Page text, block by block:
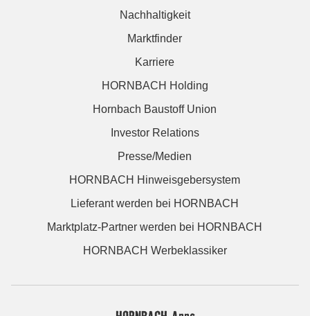
Nachhaltigkeit
Marktfinder
Karriere
HORNBACH Holding
Hornbach Baustoff Union
Investor Relations
Presse/Medien
HORNBACH Hinweisgebersystem
Lieferant werden bei HORNBACH
Marktplatz-Partner werden bei HORNBACH
HORNBACH Werbeklassiker